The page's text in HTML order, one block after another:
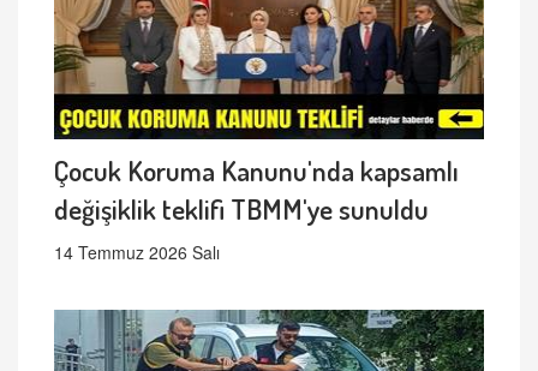
Çocuk Koruma Kanunu'nda kapsamlı
değişiklik teklifi TBMM'ye sunuldu
14 Temmuz 2026 Salı